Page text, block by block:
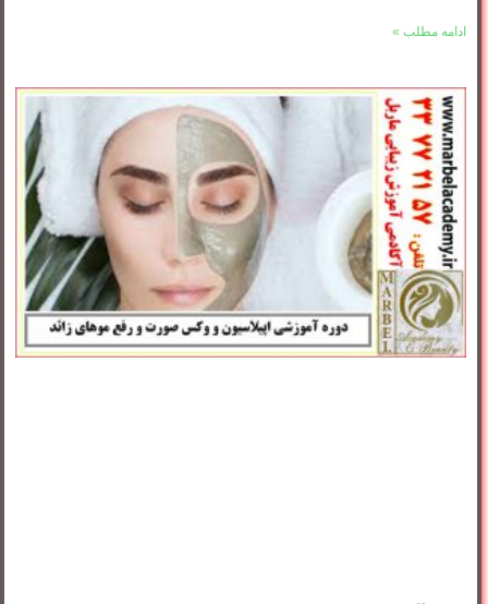
ادامه مطلب »